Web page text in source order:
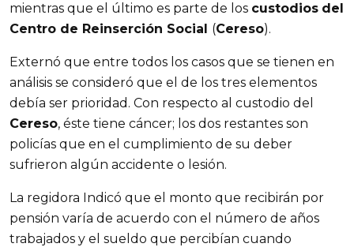
mientras que el último es parte de los custodios del
Centro de Reinserción Social (Cereso).
Externó que entre todos los casos que se tienen en
análisis se consideró que el de los tres elementos
debía ser prioridad. Con respecto al custodio del
Cereso, éste tiene cáncer; los dos restantes son
policías que en el cumplimiento de su deber
sufrieron algún accidente o lesión.
La regidora Indicó que el monto que recibirán por
pensión varía de acuerdo con el número de años
trabajados y el sueldo que percibían cuando